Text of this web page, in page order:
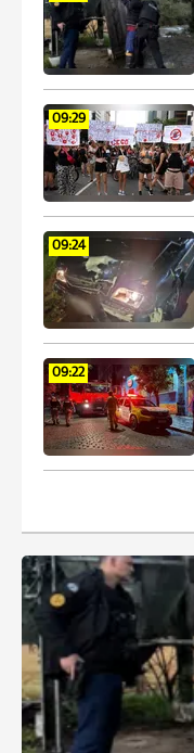
09:29
09:24
09:22